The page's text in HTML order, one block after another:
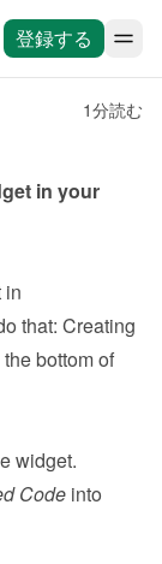
登録する
1分読む
in your
in
that: Creating
bottom of
widget.
Code into